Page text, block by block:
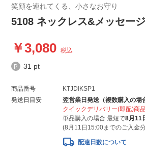
笑顔を連れてくる、小さなお守り
5108 ネックレス&メッセー
3,080 税込
31 pt
商品番号
KTJDIKSP1
発送日目安
翌営業日発送（複数購入の場
クイックデリバリー(即配)商品
単品購入の場合 最短で8月11
(8月11日15:00までのご入金
local_shipping 配達日数について